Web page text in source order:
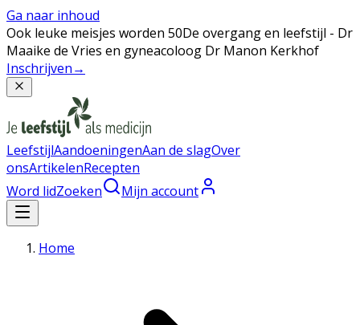
Ga naar inhoud
Ook leuke meisjes worden 50De overgang en leefstijl - Dr
Maaike de Vries en gyneacoloog Dr Manon Kerkhof
Inschrijven→
LeefstijlAandoeningenAan de slagOver
onsArtikelenRecepten
Word lidZoeken Mijn account
Home